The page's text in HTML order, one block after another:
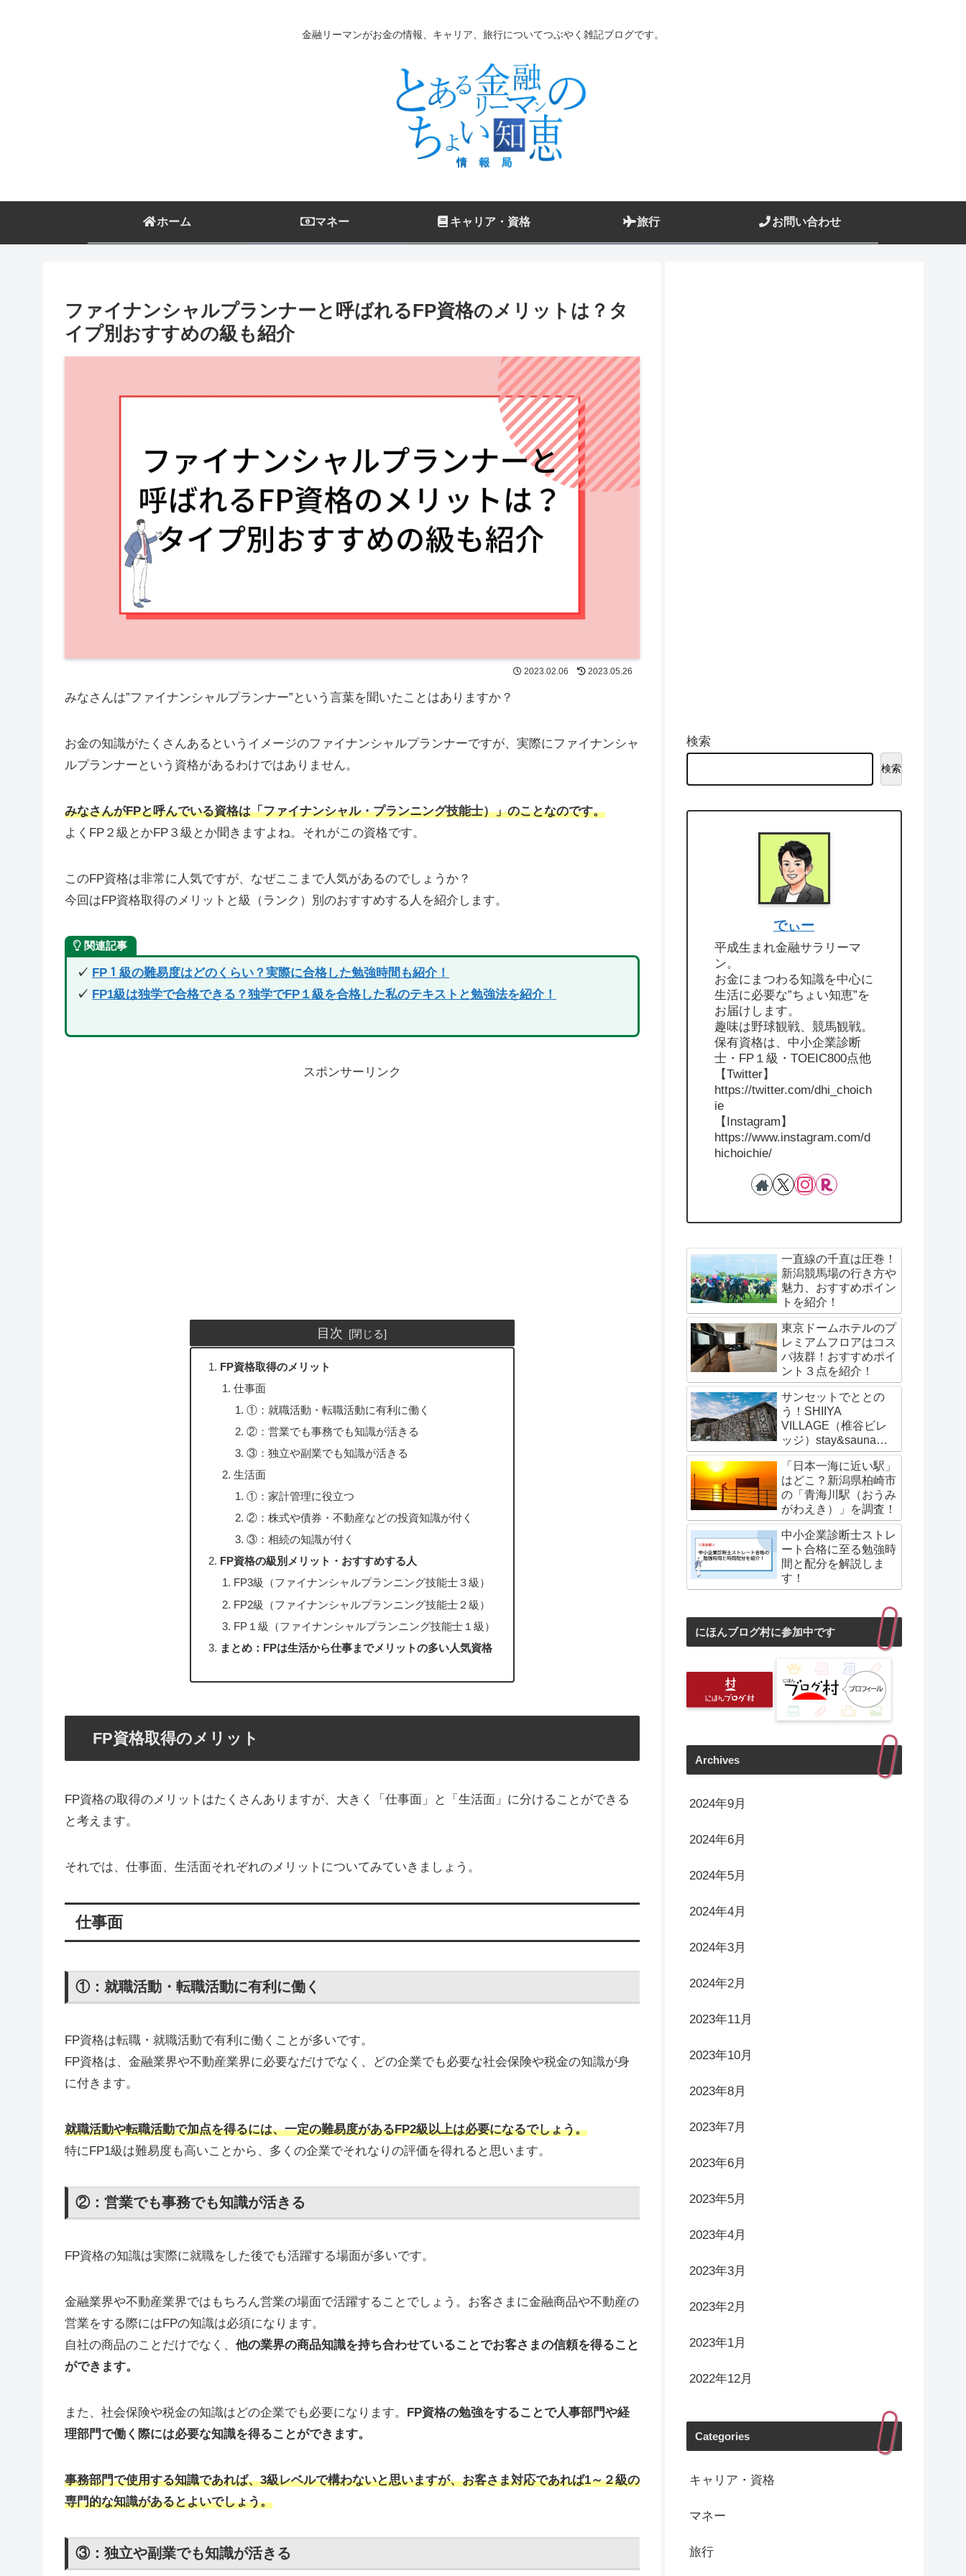
金融リーマンがお金の情報、キャリア、旅行についてつぶやく雑記ブログです。
ホーム マネー キャリア・資格 旅行 お問い合わせ
ファイナンシャルプランナーと呼ばれるFP資格のメリットは？タ
イプ別おすすめの級も紹介
2023.02.06 2023.05.26
みなさんは”ファイナンシャルプランナー”という言葉を聞いたことはありますか？
お金の知識がたくさんあるというイメージのファイナンシャルプランナーですが、実際にファイナンシャ
ルプランナーという資格があるわけではありません。
みなさんがFPと呼んでいる資格は「ファイナンシャル・プランニング技能士）」のことなのです。
よくFP２級とかFP３級とか聞きますよね。それがこの資格です。
このFP資格は非常に人気ですが、なぜここまで人気があるのでしょうか？
今回はFP資格取得のメリットと級（ランク）別のおすすめする人を紹介します。
関連記事
✓ FP１級の難易度はどのくらい？実際に合格した勉強時間も紹介！
✓ FP1級は独学で合格できる？独学でFP１級を合格した私のテキストと勉強法を紹介！
スポンサーリンク
目次
FP資格取得のメリット
仕事面
①：就職活動・転職活動に有利に働く
②：営業でも事務でも知識が活きる
③：独立や副業でも知識が活きる
生活面
①：家計管理に役立つ
②：株式や債券・不動産などの投資知識が付く
③：相続の知識が付く
FP資格の級別メリット・おすすめする人
FP3級（ファイナンシャルプランニング技能士３級）
FP2級（ファイナンシャルプランニング技能士２級）
FP１級（ファイナンシャルプランニング技能士１級）
まとめ：FPは生活から仕事までメリットの多い人気資格
FP資格取得のメリット
FP資格の取得のメリットはたくさんありますが、大きく「仕事面」と「生活面」に分けることができる
と考えます。
それでは、仕事面、生活面それぞれのメリットについてみていきましょう。
仕事面
①：就職活動・転職活動に有利に働く
FP資格は転職・就職活動で有利に働くことが多いです。
FP資格は、金融業界や不動産業界に必要なだけでなく、どの企業でも必要な社会保険や税金の知識が身
に付きます。
就職活動や転職活動で加点を得るには、一定の難易度があるFP2級以上は必要になるでしょう。
特にFP1級は難易度も高いことから、多くの企業でそれなりの評価を得れると思います。
②：営業でも事務でも知識が活きる
FP資格の知識は実際に就職をした後でも活躍する場面が多いです。
金融業界や不動産業界ではもちろん営業の場面で活躍することでしょう。お客さまに金融商品や不動産の
営業をする際にはFPの知識は必須になります。
自社の商品のことだけでなく、 他の業界の商品知識を持ち合わせていることでお客さまの信頼を得ること
ができます。
また、社会保険や税金の知識はどの企業でも必要になります。 FP資格の勉強をすることで人事部門や経
理部門で働く際には必要な知識を得ることができます。
事務部門で使用する知識であれば、3級レベルで構わないと思いますが、お客さま対応であれば1～２級の
専門的な知識があるとよいでしょう。
③：独立や副業でも知識が活きる
検索
検索
でぃー
平成生まれ金融サラリーマ
ン。
お金にまつわる知識を中心に
生活に必要な”ちょい知恵”を
お届けします。
趣味は野球観戦、競馬観戦。
保有資格は、中小企業診断
士・FP１級・TOEIC800点他
【Twitter】
https://twitter.com/dhi_choich
ie
【Instagram】
https://www.instagram.com/d
hichoichie/
一直線の千直は圧巻！
新潟競馬場の行き方や
魅力、おすすめポイン
トを紹介！
東京ドームホテルのプ
レミアムフロアはコス
パ抜群！おすすめポイ
ント３点を紹介！
サンセットでととの
う！SHIIYA
VILLAGE（椎谷ビレ
ッジ）stay&saunaの
サウナ体験談を紹介！
「日本一海に近い駅」
はどこ？新潟県柏崎市
の「青海川駅（おうみ
がわえき）」を調査！
中小企業診断士ストレ
ート合格に至る勉強時
間と配分を解説しま
す！
にほんブログ村に参加中です
Archives
2024年9月
2024年6月
2024年5月
2024年4月
2024年3月
2024年2月
2023年11月
2023年10月
2023年8月
2023年7月
2023年6月
2023年5月
2023年4月
2023年3月
2023年2月
2023年1月
2022年12月
Categories
キャリア・資格
マネー
旅行